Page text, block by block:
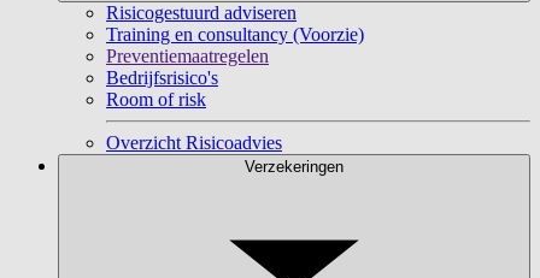
Risicogestuurd adviseren
Training en consultancy (Voorzie)
Preventiemaatregelen
Bedrijfsrisico's
Room of risk
Overzicht Risicoadvies
Verzekeringen